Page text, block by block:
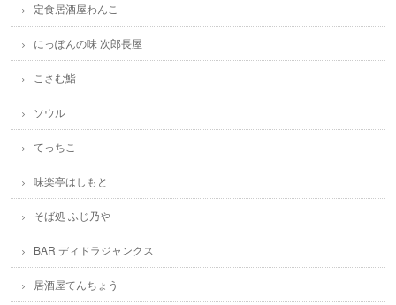
定食居酒屋わんこ
にっぽんの味 次郎長屋
こさむ鮨
ソウル
てっちこ
味楽亭はしもと
そば処 ふじ乃や
BAR ディドラジャンクス
居酒屋てんちょう